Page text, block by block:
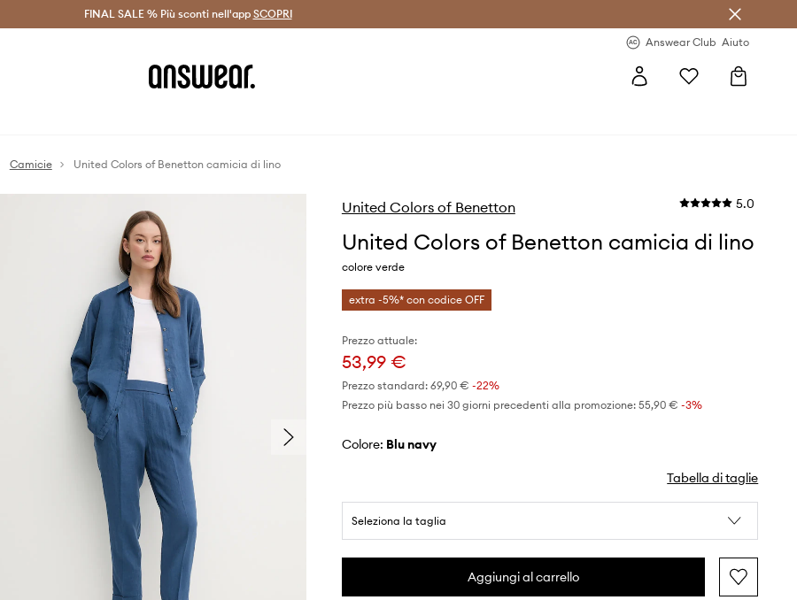
Answear Club > Spedizione entro 24 ore >
FINAL SALE % Più sconti nell'app SCOPRI
Answear Club Aiuto
Camicie United Colors of Benetton camicia di lino
United Colors of Benetton 5.0
United Colors of Benetton camicia di lino
colore verde
extra -5%* con codice OFF
Prezzo attuale:
53,99 €
Prezzo standard: 69,90 € -22%
Prezzo più basso nei 30 giorni precedenti alla promozione: 55,90 € -3%
Colore: blu navy
Tabella di taglie
Seleziona la taglia
Aggiungi al carrello